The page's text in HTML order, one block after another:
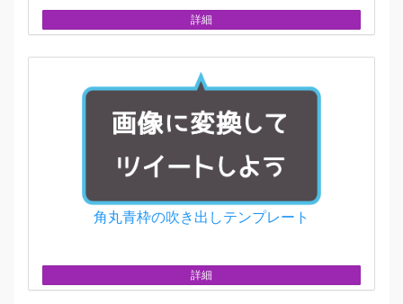
詳細
角丸青枠の吹き出しテンプレート
詳細